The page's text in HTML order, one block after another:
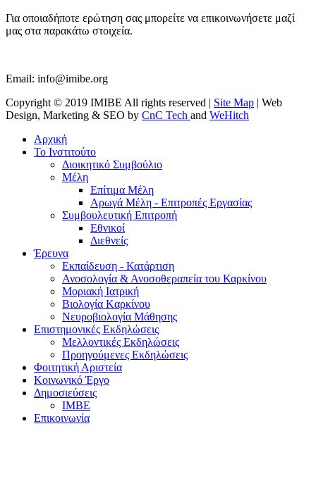
Για οποιαδήποτε ερώτηση σας μπορείτε να επικοινωνήσετε μαζί
μας στα παρακάτω στοιχεία.
Email: info@imibe.org
Copyright © 2019 IMIBE All rights reserved | Site Map | Web
Design, Marketing & SEO by CnC Tech and WeHitch
Αρχική
Το Ινστιτούτο
Διοικητικό Συμβούλιο
Μέλη
Επίτιμα Μέλη
Αρωγά Μέλη - Επιτροπές Εργασίας
Συμβουλευτική Επιτροπή
Εθνικοί
Διεθνείς
Έρευνα
Εκπαίδευση - Κατάρτιση
Ανοσολογία & Ανοσοθεραπεία του Καρκίνου
Μοριακή Ιατρική
Βιολογία Kαρκίνου
Νευροβιολογία Μάθησης
Επιστημονικές Εκδηλώσεις
Μελλοντικές Εκδηλώσεις
Προηγούμενες Εκδηλώσεις
Φοιτητική Αριστεία
Κοινωνικό Έργο
Δημοσιεύσεις
ΙΜΒΕ
Επικοινωνία